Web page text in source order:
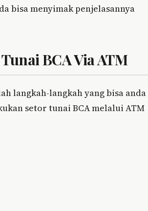
bisa menyimak penjelasannya
BCA Via ATM
langkah-langkah yang bisa anda
setor tunai BCA melalui ATM